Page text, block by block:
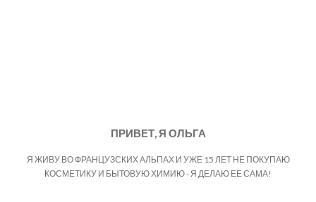
ПРИВЕТ, Я ОЛЬГА
Я ЖИВУ ВО ФРАНЦУЗСКИХ АЛЬПАХ И УЖЕ 15 ЛЕТ НЕ ПОКУПАЮ
КОСМЕТИКУ И БЫТОВУЮ ХИМИЮ - Я ДЕЛАЮ ЕЕ САМА!